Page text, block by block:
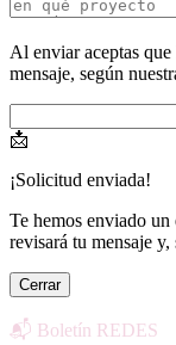
Al enviar aceptas
mensaje, según
📩
¡Solicitud enviada!
Te hemos enviado
revisará tu mensaje
Cerrar
📬 Boletín REDES